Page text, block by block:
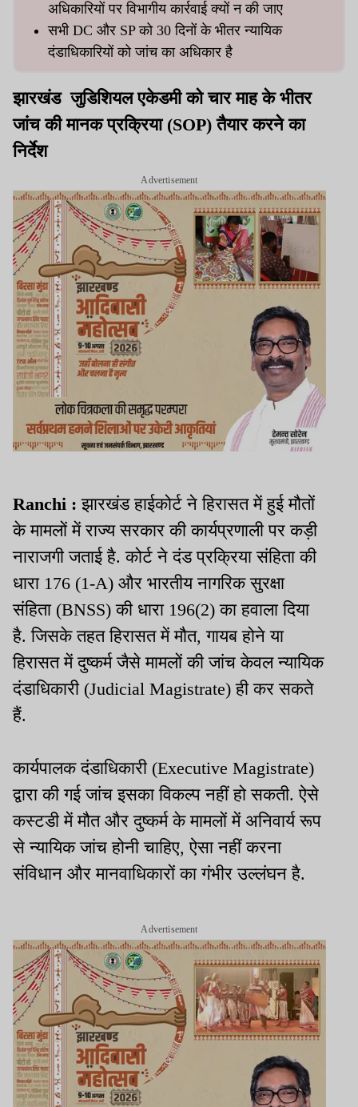
अधिकारियों पर विभागीय कार्रवाई क्यों न की जाए
सभी DC और SP को 30 दिनों के भीतर न्यायिक
दंडाधिकारियों को जांच का अधिकार है
झारखंड जुडिशियल एकेडमी को चार माह के भीतर
जांच की मानक प्रक्रिया (SOP) तैयार करने का
निर्देश
Advertisement
Ranchi :झारखंड हाईकोर्ट ने हिरासत में हुई मौतों
के मामलों में राज्य सरकार की कार्यप्रणाली पर कड़ी
नाराजगी जताई है. कोर्ट ने दंड प्रक्रिया संहिता की
धारा 176 (1-A) और भारतीय नागरिक सुरक्षा
संहिता (BNSS) की धारा 196(2) का हवाला दिया
है. जिसके तहत हिरासत में मौत, गायब होने या
हिरासत में दुष्कर्म जैसे मामलों की जांच केवल न्यायिक
दंडाधिकारी (Judicial Magistrate) ही कर सकते
हैं.
कार्यपालक दंडाधिकारी (Executive Magistrate)
द्वारा की गई जांच इसका विकल्प नहीं हो सकती. ऐसे
कस्टडी में मौत और दुष्कर्म के मामलों में अनिवार्य रूप
से न्यायिक जांच होनी चाहिए, ऐसा नहीं करना
संविधान और मानवाधिकारों का गंभीर उल्लंघन है.
Advertisement